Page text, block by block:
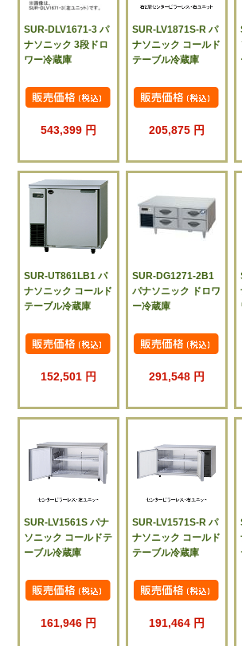
SUR-DLV1671-3 パ
ナソニック 3段ドロ
ワー冷蔵庫
543,399 円
SUR-LV1871S-R パ
ナソニック コールド
テーブル冷蔵庫
205,875 円
SUR-UT861LB1 パ
ナソニック コールド
テーブル冷蔵庫
152,501 円
SUR-DG1271-2B1
パナソニック ドロワ
ー冷蔵庫
291,548 円
SUR-LV1561S パナ
ソニック コールドテ
ーブル冷蔵庫
161,946 円
SUR-LV1571S-R パ
ナソニック コールド
テーブル冷蔵庫
191,464 円